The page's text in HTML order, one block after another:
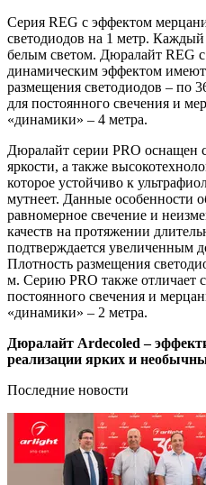
Серия REG c эффектом
светодиодов на 1 метр.
белым светом. Дюралайт REG
динамическим эффектом имеют
размещения светодиодов – по
для постоянного свечения и
«динамики» – 4 метра.
Дюралайт серии PRO оснащен
яркости, а также
которое устойчиво к
мутнеет. Данные особенности
равномерное свечение и
качеств на протяжении
подтверждается увеличенным
Плотность размещения
м. Серию PRO также отличает
постоянного свечения и
«динамики» – 2 метра.
Дюралайт Ardecoled –
реализации ярких и
Последние новости